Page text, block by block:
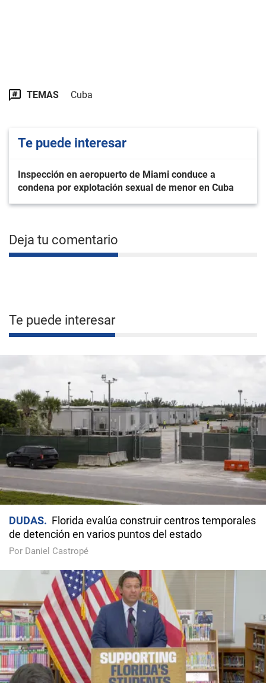
TEMAS Cuba
Te puede interesar
Inspección en aeropuerto de Miami conduce a
condena por explotación sexual de menor en Cuba
Deja tu comentario
Te puede interesar
DUDAS
Florida evalúa construir centros temporales
de detención en varios puntos del estado
Por Daniel Castropé